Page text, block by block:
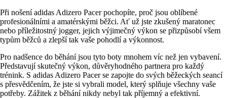
Při nošení adidas Adizero Pacer pochopíte, proč jsou oblíbené
profesionálními a amatérskými běžci. Ať už jste zkušený maratonec
nebo příležitostný jogger, jejich výjimečný výkon se přizpůsobí všem
typům běžců a zlepší tak vaše pohodlí a výkonnost.
Pro nadšence do běhání jsou tyto boty mnohem víc než jen vybavení.
Představují skutečný výkon, důvěryhodného partnera pro každý
trénink. S adidas Adizero Pacer se zapojte do svých běžeckých seancí
s přesvědčením, že jste si vybrali model, který splňuje všechny vaše
potřeby. Zážitek z běhání nikdy nebyl tak příjemný a efektivní.